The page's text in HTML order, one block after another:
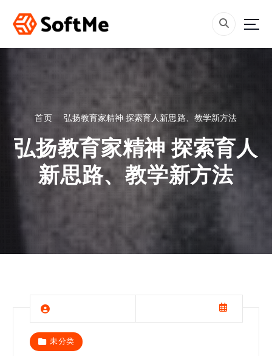
内
首页 弘扬教育家精神 探索育人新思路、教学新方法
弘扬教育家精神 探索育人
新思路、教学新方法
未分类